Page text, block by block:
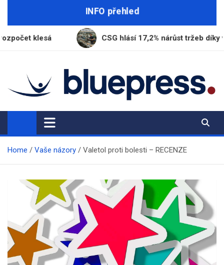
INFO přehled
CSG hlásí 17,2% nárůst tržeb díky výrobě munice
BluePress.cz
Seriózní průvodce moderním životem
Home Vaše názory Valetol proti bolesti – RECENZE